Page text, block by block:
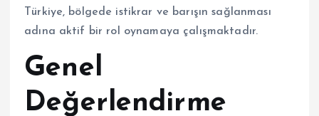
Türkiye, bölgede istikrar ve barışın sağlanması
adına aktif bir rol oynamaya çalışmaktadır.
Genel
Değerlendirme